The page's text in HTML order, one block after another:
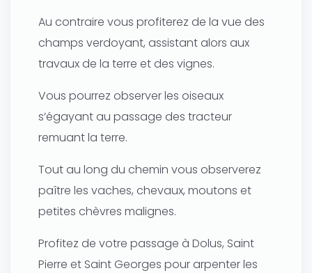
Au contraire vous profiterez de la vue des
champs verdoyant, assistant alors aux
travaux de la terre et des vignes.
Vous pourrez observer les oiseaux
s’égayant au passage des tracteur
remuant la terre.
Tout au long du chemin vous observerez
paître les vaches, chevaux, moutons et
petites chèvres malignes.
Profitez de votre passage à Dolus, Saint
Pierre et Saint Georges pour arpenter les